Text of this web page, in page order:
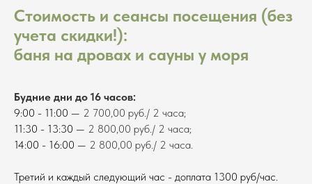
Стоимость и сеансы посещения (без
учета скидки!):
баня на дровах и сауны у моря
Будние дни до 16 часов:
9:00 - 11:00 — 2 700,00 руб./ 2 часа;
11:30 - 13:30 — 2 800,00 руб./ 2 часа;
14:00 - 16:00 — 2 800,00 руб./ 2 часа.
Третий и каждый следующий час - доплата 1300 руб/час.